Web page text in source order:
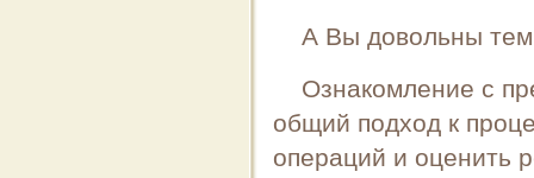
А Вы довольны
Ознакомление с
общий подход к
операций и оценить